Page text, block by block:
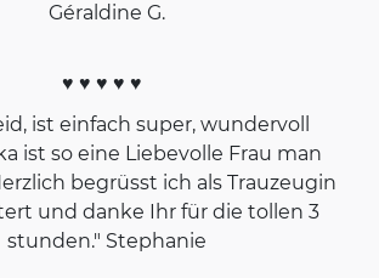
Géraldine G.
♥ ♥ ♥ ♥ ♥
ist einfach super, wundervoll
ist so eine Liebevolle Frau man
begrüsst ich als Trauzeugin
und danke Ihr für die tollen 3
stunden." Stephanie